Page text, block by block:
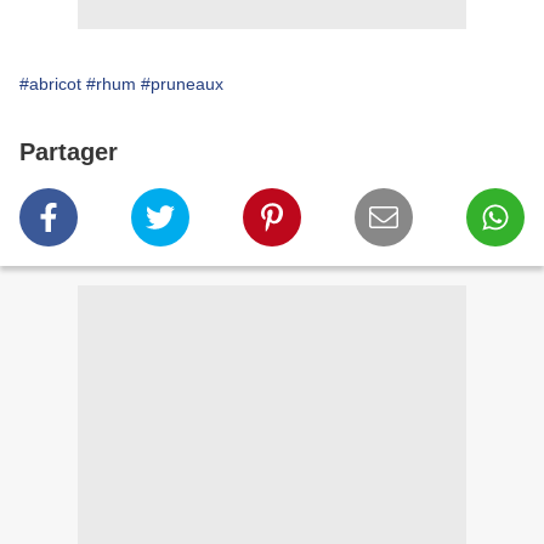
#abricot #rhum #pruneaux
Partager